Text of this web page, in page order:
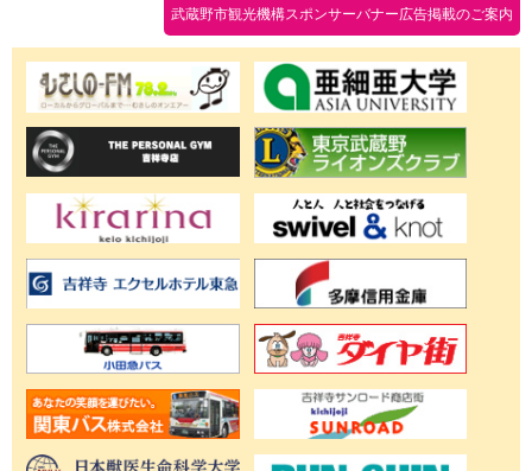
武蔵野市観光機構スポンサーバナー広告掲載のご案内